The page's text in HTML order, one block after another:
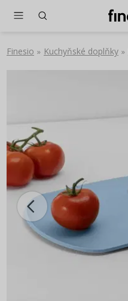
Finesio » Kuchyňské doplňky »